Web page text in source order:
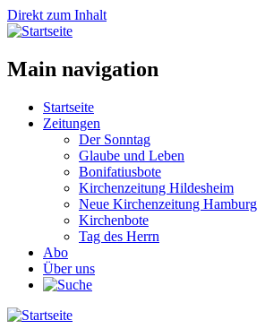
Direkt zum Inhalt
Main navigation
Startseite
Zeitungen
Der Sonntag
Glaube und Leben
Bonifatiusbote
Kirchenzeitung Hildesheim
Neue Kirchenzeitung Hamburg
Kirchenbote
Tag des Herrn
Abo
Über uns